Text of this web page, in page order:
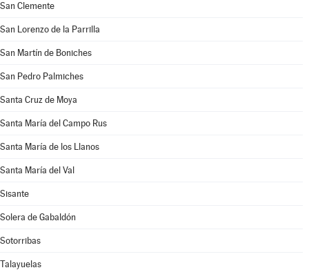
San Clemente
San Lorenzo de la Parrilla
San Martín de Boniches
San Pedro Palmiches
Santa Cruz de Moya
Santa María del Campo Rus
Santa María de los Llanos
Santa María del Val
Sisante
Solera de Gabaldón
Sotorribas
Talayuelas